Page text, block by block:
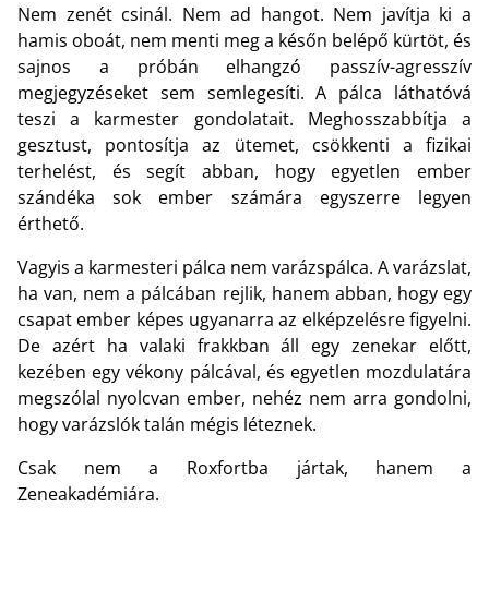
Nem zenét csinál. Nem ad hangot. Nem javítja ki a
hamis oboát, nem menti meg a későn belépő kürtöt, és
sajnos a próbán elhangzó passzív-agresszív
megjegyzéseket sem semlegesíti. A pálca láthatóvá
teszi a karmester gondolatait. Meghosszabbítja a
gesztust, pontosítja az ütemet, csökkenti a fizikai
terhelést, és segít abban, hogy egyetlen ember
szándéka sok ember számára egyszerre legyen
érthető.
Vagyis a karmesteri pálca nem varázspálca. A varázslat,
ha van, nem a pálcában rejlik, hanem abban, hogy egy
csapat ember képes ugyanarra az elképzelésre figyelni.
De azért ha valaki frakkban áll egy zenekar előtt,
kezében egy vékony pálcával, és egyetlen mozdulatára
megszólal nyolcvan ember, nehéz nem arra gondolni,
hogy varázslók talán mégis léteznek.
Csak nem a Roxfortba jártak, hanem a
Zeneakadémiára.